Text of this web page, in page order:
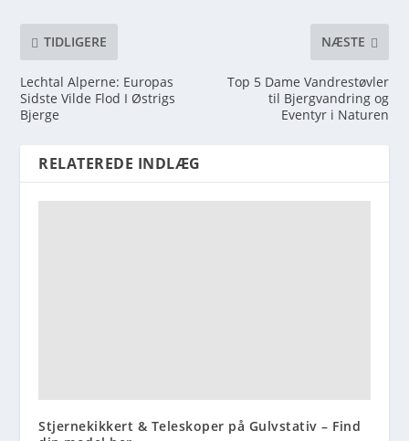
TIDLIGERE
Lechtal Alperne: Europas
Sidste Vilde Flod I Østrigs
Bjerge
NÆSTE
Top 5 Dame Vandrestøvler
til Bjergvandring og
Eventyr i Naturen
RELATEREDE INDLÆG
Stjernekikkert & Teleskoper på Gulvstativ – Find